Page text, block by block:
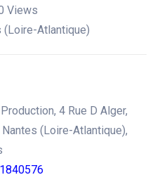
Views
(Loire-Atlantique)
4 Rue D Alger,
(Loire-Atlantique),